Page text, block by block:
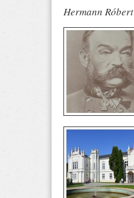
Hermann Róbert